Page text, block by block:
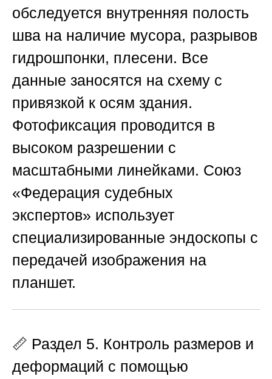
обследуется внутренняя полость
шва на наличие мусора, разрывов
гидрошпонки, плесени. Все
данные заносятся на схему с
привязкой к осям здания.
Фотофиксация проводится в
высоком разрешении с
масштабными линейками. Союз
«Федерация судебных
экспертов» использует
специализированные эндоскопы с
передачей изображения на
планшет.
📏 Раздел 5. Контроль размеров и
деформаций с помощью